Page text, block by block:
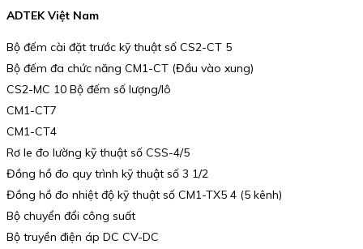
ADTEK Việt Nam
Bộ đếm cài đặt trước kỹ thuật số CS2-CT 5
Bộ đếm đa chức năng CM1-CT (Đầu vào xung)
CS2-MC 10 Bộ đếm số lượng/lô
CM1-CT7
CM1-CT4
Rơ le đo lường kỹ thuật số CSS-4/5
Đồng hồ đo quy trình kỹ thuật số 3 1/2
Đồng hồ đo nhiệt độ kỹ thuật số CM1-TX5 4 (5 kênh)
Bộ chuyển đổi công suất
Bộ truyền điện áp DC CV-DC